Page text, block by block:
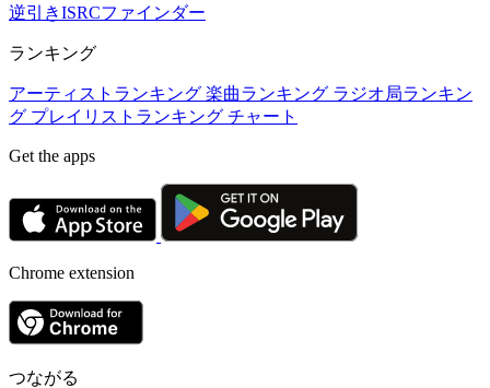
逆引きISRCファインダー
ランキング
アーティストランキング 楽曲ランキング ラジオ局ランキン
グ プレイリストランキング チャート
Get the apps
Chrome extension
つながる